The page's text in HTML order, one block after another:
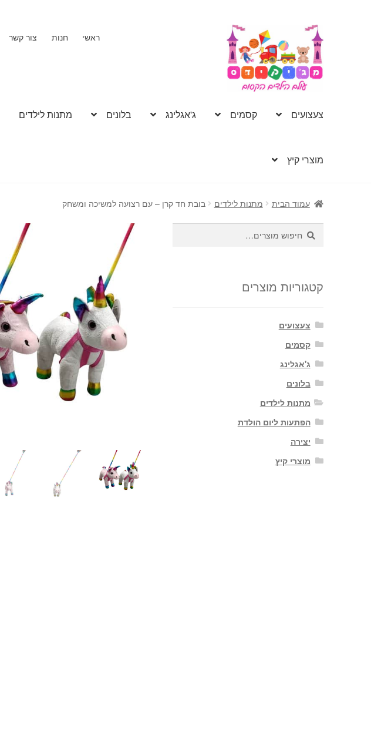
דלג
לניווט
לדלג
לתוכן
ראשי חנות צור קשר
צעצועים קסמים ג'אגלינג בלונים מתנות לילדים
מוצרי קיץ
עמוד הבית מתנות לילדים בובת חד קרן – עם רצועה למשיכה ומשחק
חיפוש
עבור:
חיפוש
קטגוריות מוצרים
צעצועים
קסמים
ג'אגלינג
בלונים
מתנות לילדים
הפתעות ליום הולדת
יצירה
מוצרי קיץ